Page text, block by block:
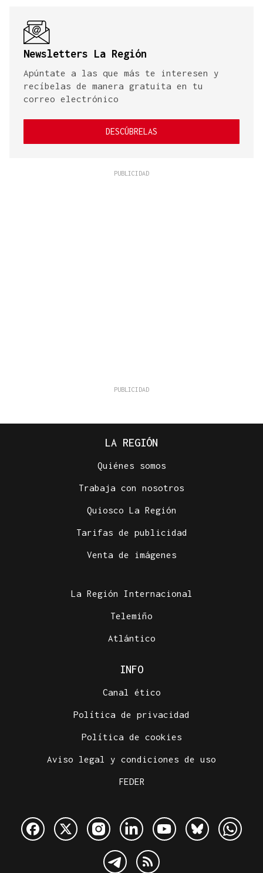
Newsletters La Región
Apúntate a las que más te interesen y
recíbelas de manera gratuita en tu
correo electrónico
DESCÚBRELAS
LA REGIÓN
Quiénes somos
Trabaja con nosotros
Quiosco La Región
Tarifas de publicidad
Venta de imágenes
La Región Internacional
Telemiño
Atlántico
INFO
Canal ético
Política de privacidad
Política de cookies
Aviso legal y condiciones de uso
FEDER